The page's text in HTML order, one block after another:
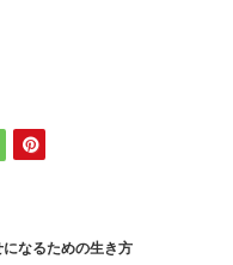
になるための生き方